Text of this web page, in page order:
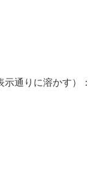
通りに溶かす）：